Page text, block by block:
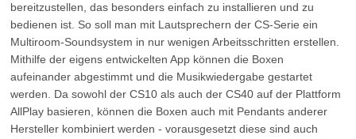
bereitzustellen, das besonders einfach zu installieren und zu
bedienen ist. So soll man mit Lautsprechern der CS-Serie ein
Multiroom-Soundsystem in nur wenigen Arbeitsschritten erstellen.
Mithilfe der eigens entwickelten App können die Boxen
aufeinander abgestimmt und die Musikwiedergabe gestartet
werden. Da sowohl der CS10 als auch der CS40 auf der Plattform
AllPlay basieren, können die Boxen auch mit Pendants anderer
Hersteller kombiniert werden - vorausgesetzt diese sind auch